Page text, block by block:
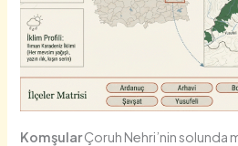
KomşularÇoruh Nehri’nin solunda